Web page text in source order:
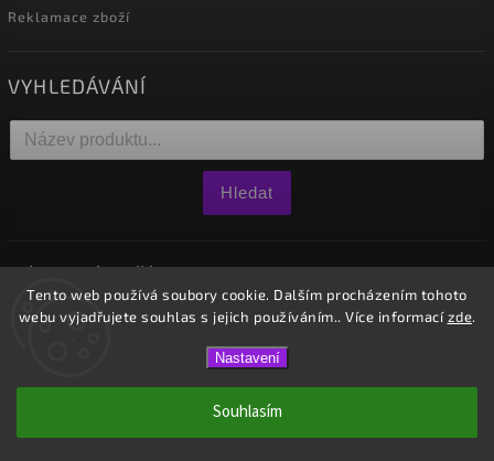
Tento web používá soubory cookie. Dalším procházením tohoto
webu vyjadřujete souhlas s jejich používáním.. Více informacízde.
Nastavení
Souhlasím
Reklamace zboží
VYHLEDÁVÁNÍ
Hledat
0ks / 0 Kč